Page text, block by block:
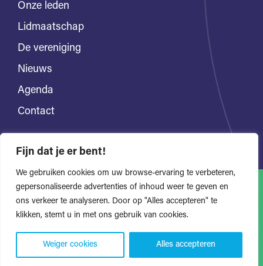
Fijn dat je er bent!
We gebruiken cookies om uw browse-ervaring te verbeteren,
gepersonaliseerde advertenties of inhoud weer te geven en
ons verkeer te analyseren. Door op "Alles accepteren" te
klikken, stemt u in met ons gebruik van cookies.
Weiger cookies Alles accepteren
Onze leden
Lidmaatschap
De vereniging
Nieuws
Agenda
Contact
Alle rechten voorbehouden Privacyverklaring
Website door Bonsai media